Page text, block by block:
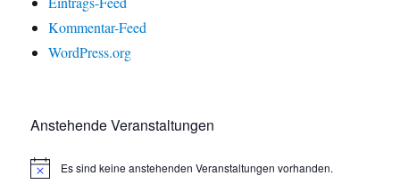
Kommentar-Feed
WordPress.org
Anstehende Veranstaltungen
H
Es sind keine anstehenden Veranstaltungen vorhanden.